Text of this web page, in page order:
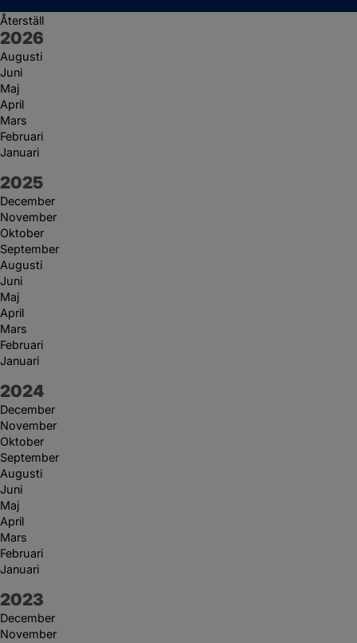
Återställ
År:
2026
Augusti
Juni
Maj
April
Mars
Februari
Januari
År:
2025
December
November
Oktober
September
Augusti
Juni
Maj
April
Mars
Februari
Januari
År:
2024
December
November
Oktober
September
Augusti
Juni
Maj
April
Mars
Februari
Januari
År:
2023
December
November